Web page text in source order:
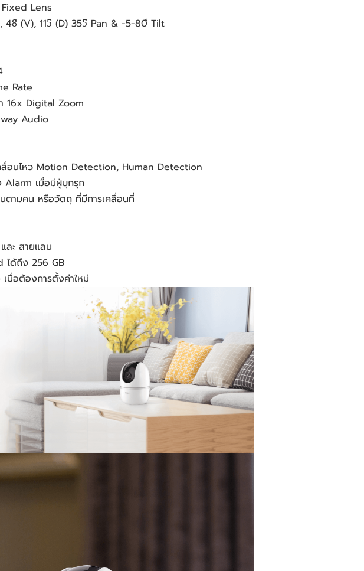
Lens
(V), 115ํ (D) 355ํ Pan & -5-80ํ Tilt
Rate
16x Digital Zoom
Audio
ลื่อนไหว Motion Detection, Human Detection
Alarm เมื่อมีผู้บุกรุก
ามคน หรือวัตถุ ที่มีการเคลื่อนที่
ละ สายแลน
ได้ถึง 256 GB
มื่อต้องการตั้งค่าใหม่